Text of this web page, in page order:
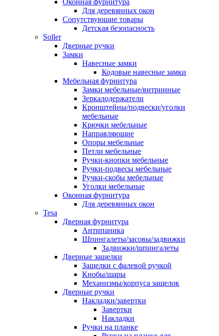
Оконная фурнитура
Для деревянных окон
Сопутствующие товары
Детская безопасность
Soller
Дверные ручки
Замки
Навесные замки
Кодовые навесные замки
Мебельная фурнитура
Замки мебельные/витринные
Зеркалодержатели
Кронштейны/подвески/уголки
мебельные
Крючки мебельные
Направляющие
Опоры мебельные
Петли мебельные
Ручки-кнопки мебельные
Ручки-подвесы мебельные
Ручки-скобы мебельные
Уголки мебельные
Оконная фурнитура
Для деревянных окон
Tesa
Дверная фурнитура
Антипаника
Шпингалеты/засовы/задвижки
Задвижки/шпингалеты
Дверные защелки
Защелки с фалевой ручкой
Кнобы/шары
Механизмы/корпуса защелок
Дверные ручки
Накладки/завертки
Завертки
Накладки
Ручки на планке